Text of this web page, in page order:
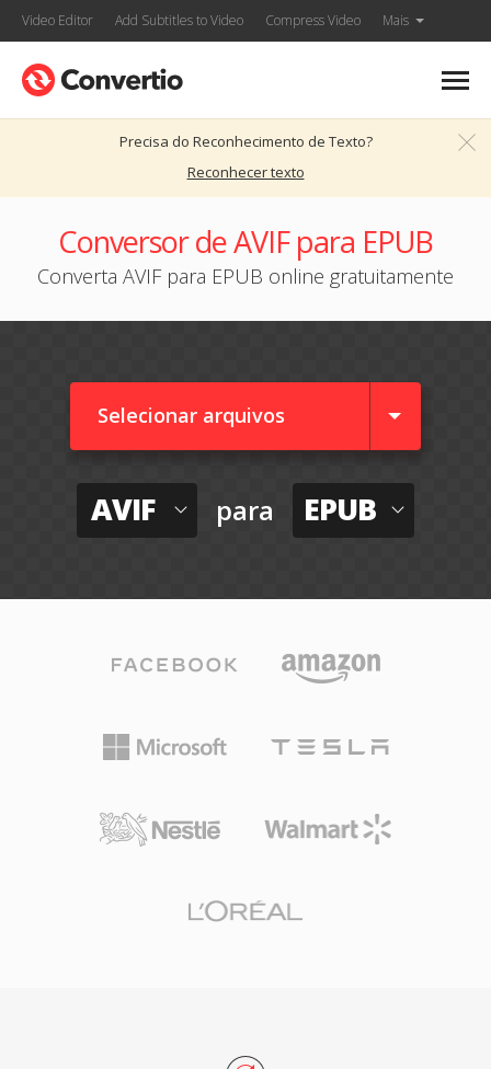
Video Editor Add Subtitles to Video Compress Video Mais
Precisa do Reconhecimento de Texto?
Reconhecer texto
Conversor de AVIF para EPUB
Converta AVIF para EPUB online gratuitamente
Selecionar arquivos
AVIF para EPUB